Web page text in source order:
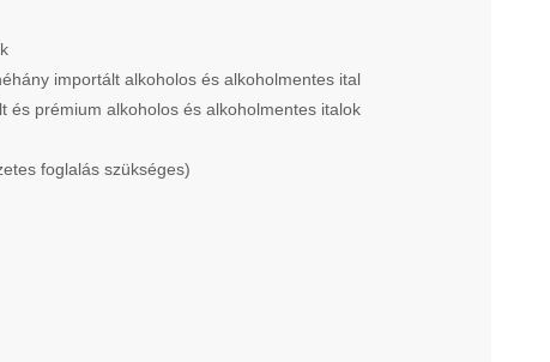
importált alkoholos és alkoholmentes ital
és prémium alkoholos és alkoholmentes italok
foglalás szükséges)